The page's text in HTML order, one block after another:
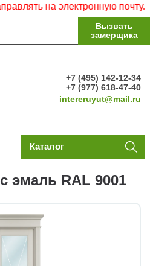
на электронную почту.
Вызвать
замерщика
+7 (495) 142-12-34
+7 (977) 618-47-40
intereruyut@mail.ru
Каталог
эмаль RAL 9001